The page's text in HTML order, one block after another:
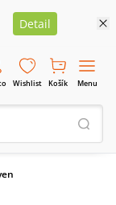
Detail
Wishlist Košík Menu